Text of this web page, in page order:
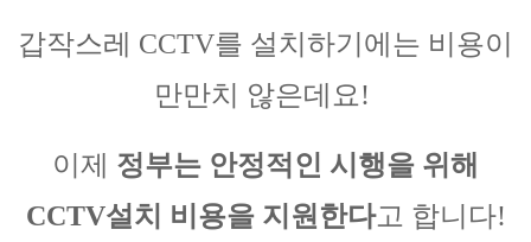
갑작스레 CCTV를 설치하기에는 비용이
만만치 않은데요!
이제 정부는 안정적인 시행을 위해
CCTV설치 비용을 지원한다고 합니다!